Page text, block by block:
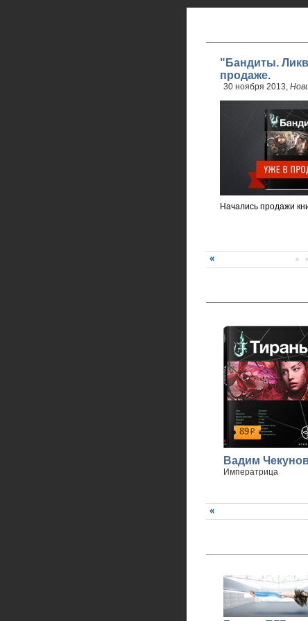
"Бандиты.
продаже.
30 ноября 2013,
Начались продажи
89р
Вадим
Императрица